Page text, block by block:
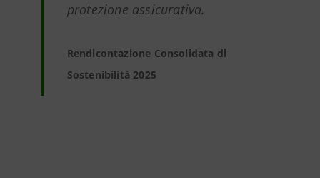
protezione assicurativa.
Rendicontazione Consolidata di
Sostenibilità 2025